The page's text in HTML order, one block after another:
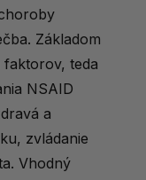
Základom
teda
NSAID
a
zvládanie
Vhodný